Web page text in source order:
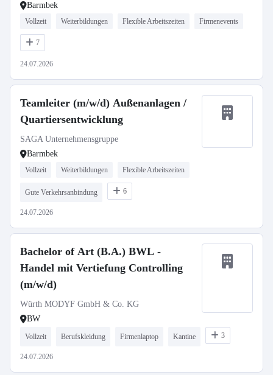
Barmbek
Vollzeit Weiterbildungen Flexible Arbeitszeiten Firmenevents
7
24.07.2026
Teamleiter (m/w/d) Außenanlagen /
Quartiersentwicklung
SAGA Unternehmensgruppe
Barmbek
Vollzeit Weiterbildungen Flexible Arbeitszeiten
Gute Verkehrsanbindung 6
24.07.2026
Bachelor of Art (B.A.) BWL -
Handel mit Vertiefung Controlling
(m/w/d)
Würth MODYF GmbH & Co. KG
BW
Vollzeit Berufskleidung Firmenlaptop Kantine 3
24.07.2026